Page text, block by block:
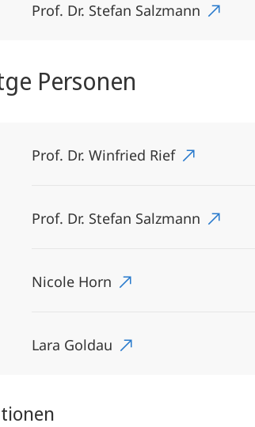
Prof. Dr. Stefan Salzmann
Personen
Prof. Dr. Winfried Rief
Prof. Dr. Stefan Salzmann
Nicole Horn
Lara Goldau